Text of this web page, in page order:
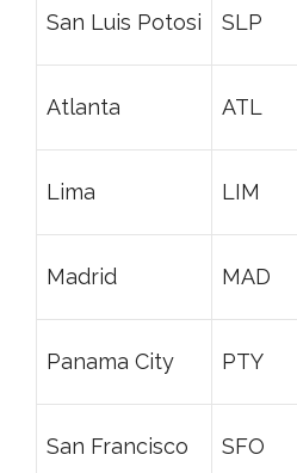
San Luis Potosi SLP
Atlanta ATL
Lima LIM
Madrid MAD
Panama City PTY
San Francisco SFO